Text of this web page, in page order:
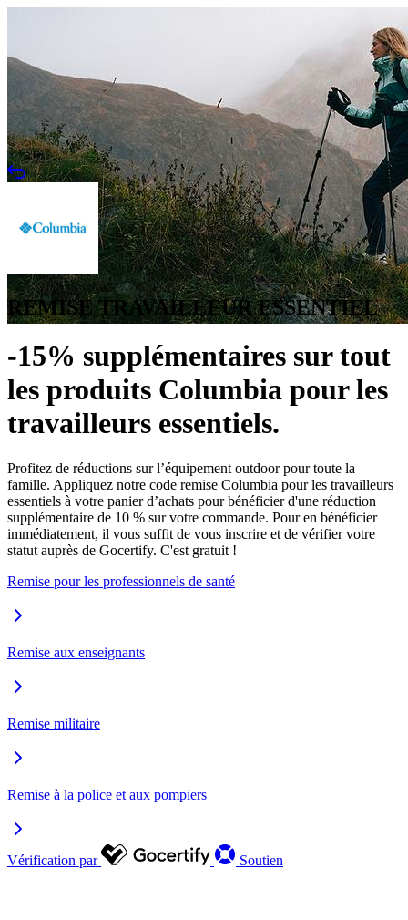
REMISE TRAVAILLEUR ESSENTIEL
-15% supplémentaires sur tout
les produits Columbia pour les
travailleurs essentiels.
Profitez de réductions sur l’équipement outdoor pour toute la
famille. Appliquez notre code remise Columbia pour les travailleurs
essentiels à votre panier d’achats pour bénéficier d'une réduction
supplémentaire de 10 % sur votre commande. Pour en bénéficier
immédiatement, il vous suffit de vous inscrire et de vérifier votre
statut auprès de Gocertify. C'est gratuit !
Remise pour les professionnels de santé
Remise aux enseignants
Remise militaire
Remise à la police et aux pompiers
Vérification par Soutien